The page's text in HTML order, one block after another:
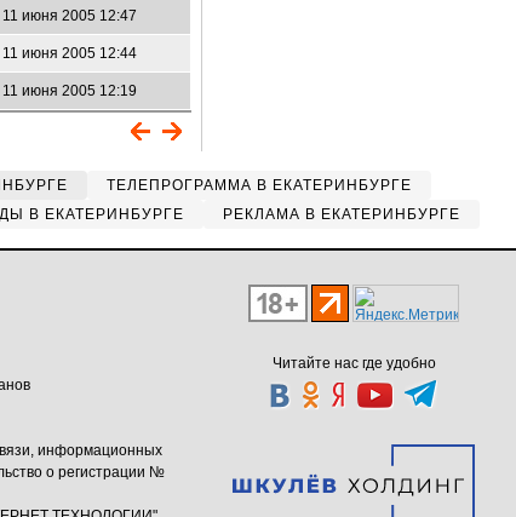
11 июня 2005 12:47
11 июня 2005 12:44
11 июня 2005 12:19
ТЕЛЕПРОГРАММА В ЕКАТЕРИНБУРГЕ
В ЕКАТЕРИНБУРГЕ РЕКЛАМА В ЕКАТЕРИНБУРГЕ
Читайте нас где удобно
информационных
о регистрации №